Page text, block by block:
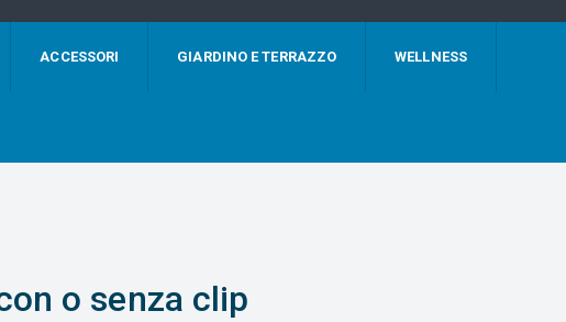
ACCESSORI GIARDINO E TERRAZZO WELLNESS
o senza clip